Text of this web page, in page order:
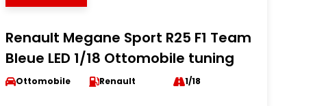
Renault Megane Sport R25 F1 Team
Bleue LED 1/18 Ottomobile tuning
Ottomobile Renault 1/18